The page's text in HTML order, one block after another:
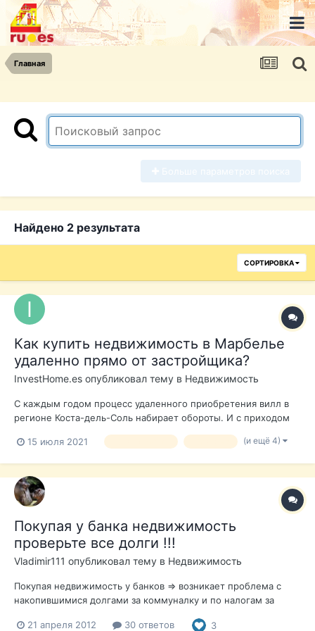
Главная
Найдено 2 результата
СОРТИРОВКА
Как купить недвижимость в Марбелье
удаленно прямо от застройщика?
InvestHome.es опубликовал тему в Недвижимость
С каждым годом процесс удаленного приобретения вилл в
регионе Коста-дель-Соль набирает обороты. И с приходом
среди клиентов из разных стран. Основным преимуществом
Испании для приобретения...
15 июля 2021 (и ещё 4)
Покупая у банка недвижимость
проверьте все долги !!!
Vladimir111 опубликовал тему в Недвижимость
Покупая недвижимость у банков => возникает проблема с
накопившимися долгами за коммуналку и по налогам за
известность и после сделки человек получает такой
21 апреля 2012 30 ответов 3